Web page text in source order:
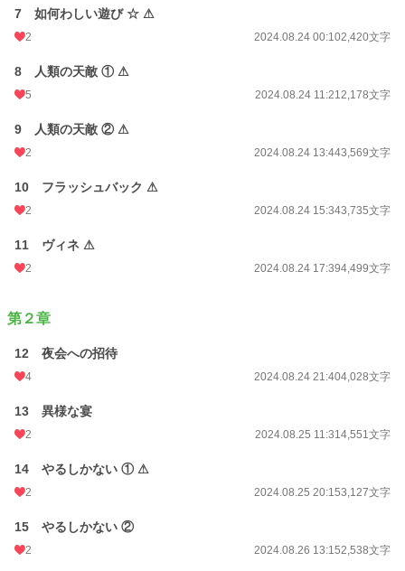
7 如何わしい遊び ☆ ⚠
2 2024.08.24 00:102,420文字
8 人類の天敵 ① ⚠
5 2024.08.24 11:212,178文字
9 人類の天敵 ② ⚠
2 2024.08.24 13:443,569文字
10 フラッシュバック ⚠
2 2024.08.24 15:343,735文字
11 ヴィネ ⚠
2 2024.08.24 17:394,499文字
第２章
12 夜会への招待
4 2024.08.24 21:404,028文字
13 異様な宴
2 2024.08.25 11:314,551文字
14 やるしかない ① ⚠
2 2024.08.25 20:153,127文字
15 やるしかない ②
2 2024.08.26 13:152,538文字